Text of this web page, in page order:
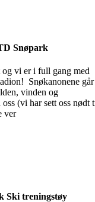
Snøpark
vi er i full gang med
Snøkanonene går
vinden og
oss (vi har sett oss nødt
ver
Ski treningstøy